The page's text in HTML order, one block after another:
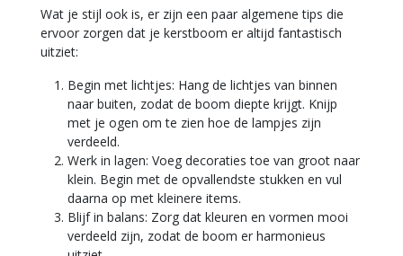
Wat je stijl ook is, er zijn een paar algemene tips die
ervoor zorgen dat je kerstboom er altijd fantastisch
uitziet:
Begin met lichtjes: Hang de lichtjes van binnen
naar buiten, zodat de boom diepte krijgt. Knijp
met je ogen om te zien hoe de lampjes zijn
verdeeld.
Werk in lagen: Voeg decoraties toe van groot naar
klein. Begin met de opvallendste stukken en vul
daarna op met kleinere items.
Blijf in balans: Zorg dat kleuren en vormen mooi
verdeeld zijn, zodat de boom er harmonieus